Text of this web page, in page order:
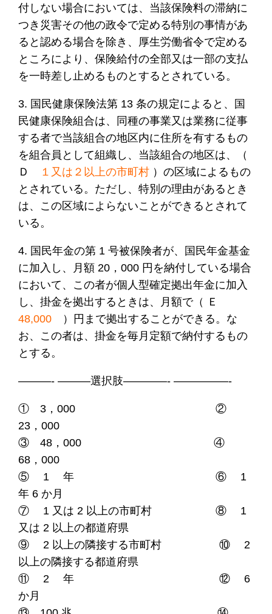
付しない場合においては、当該保険料の滞納に
つき災害その他の政令で定める特別の事情があ
ると認める場合を除き、厚生労働省令で定める
ところにより、保険給付の全部又は一部の支払
を一時差し止めるものとするとされている。
3. 国民健康保険法第 13 条の規定によると、国
民健康保険組合は、同種の事業又は業務に従事
する者で当該組合の地区内に住所を有するもの
を組合員として組織し、当該組合の地区は、（
Ｄ
１又は２以上の市町村 ）の区域によるもの
とされている。ただし、特別の理由があるとき
は、この区域によらないことができるとされて
いる。
4. 国民年金の第 1 号被保険者が、国民年金基金
に加入し、月額 20，000 円を納付している場合
において、この者が個人型確定拠出年金に加入
し、掛金を拠出するときは、月額で（ Ｅ
48,000 ）円まで拠出することができる。な
お、この者は、掛金を毎月定額で納付するもの
とする。
———- ———選択肢————- —————-
① 3，000 ②
23，000
③ 48，000 ④
68，000
⑤ 1 年 ⑥ 1
年 6 か月
⑦ 1 又は 2 以上の市町村 ⑧ 1
又は 2 以上の都道府県
⑨ 2 以上の隣接する市町村 ⑩ 2
以上の隣接する都道府県
⑪ 2 年 ⑫ 6
か月